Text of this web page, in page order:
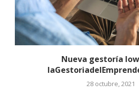
Nueva gestoría
28 octubre, 2021